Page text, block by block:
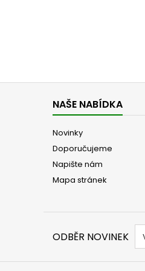
NAŠE NABÍDKA
Novinky
Doporučujeme
Napište nám
Mapa stránek
ODBĚR NOVINEK